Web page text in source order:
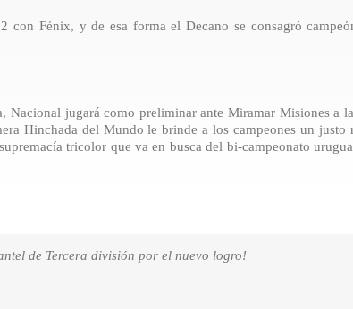
Fénix, y de esa forma el Decano se consagró
Nacional jugará como preliminar ante Miramar Misiones a
Hinchada del Mundo le brinde a los campeones un justo
tricolor que va en busca del bi-campeonato
de Tercera división por el nuevo logro!